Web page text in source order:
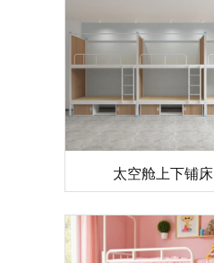
太空舱上下铺床